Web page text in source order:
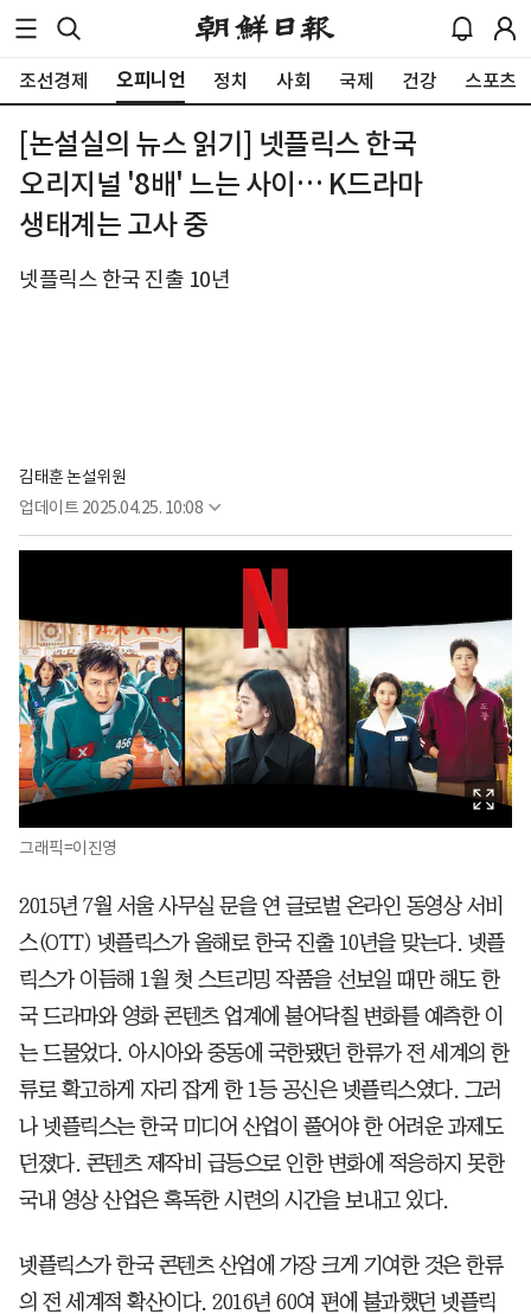
조선경제 오피니언 정치 사회 국제 건강 스포츠
[논설실의 뉴스 읽기] 넷플릭스 한국
오리지널 '8배' 느는 사이… K드라마
생태계는 고사 중
넷플릭스 한국 진출 10년
김태훈 논설위원
업데이트 2025.04.25. 10:08
그래픽=이진영
2015년 7월 서울 사무실 문을 연 글로벌 온라인 동영상 서비
스(OTT) 넷플릭스가 올해로 한국 진출 10년을 맞는다. 넷플
릭스가 이듬해 1월 첫 스트리밍 작품을 선보일 때만 해도 한
국 드라마와 영화 콘텐츠 업계에 불어닥칠 변화를 예측한 이
는 드물었다. 아시아와 중동에 국한됐던 한류가 전 세계의 한
류로 확고하게 자리 잡게 한 1등 공신은 넷플릭스였다. 그러
나 넷플릭스는 한국 미디어 산업이 풀어야 한 어려운 과제도
던졌다. 콘텐츠 제작비 급등으로 인한 변화에 적응하지 못한
국내 영상 산업은 혹독한 시련의 시간을 보내고 있다.
넷플릭스가 한국 콘텐츠 산업에 가장 크게 기여한 것은 한류
의 전 세계적 확산이다. 2016년 60여 편에 불과했던 넷플릭